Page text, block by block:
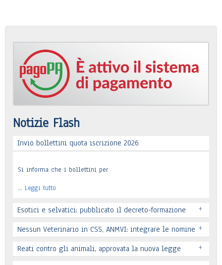
Notizie Flash
Invio bollettini quota iscrizione 2026
Si informa che i bollettini per
… Leggi tutto
Esotici e selvatici: pubblicato il decreto-formazione +
Leggi tutto
Nessun Veterinario in CSS, ANMVI: integrare le nomine +
Reati contro gli animali, approvata la nuova legge +